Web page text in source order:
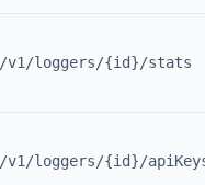
/v1/loggers/{id}/stats
/v1/loggers/{id}/